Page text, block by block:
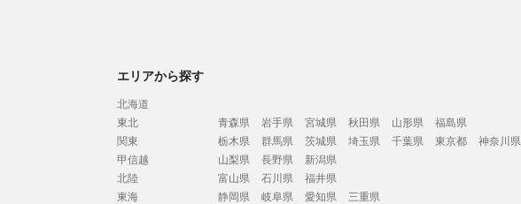
エリアから探す
北海道
東北
青森県 岩手県 宮城県 秋田県 山形県
福島県
関東
栃木県 群馬県 茨城県 埼玉県 千葉県 東京都
神奈川県
甲信越
山梨県 長野県
新潟県
北陸
富山県 石川県
福井県
東海
静岡県 岐阜県 愛知県
三重県